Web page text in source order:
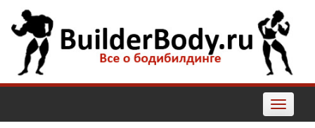
Наверх
Toggle